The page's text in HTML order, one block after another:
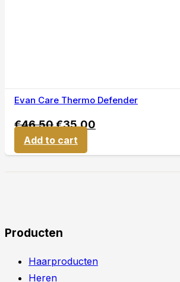
Evan Care Thermo Defender
€46,50€35,00
Add to cart
Producten
Haarproducten
Heren